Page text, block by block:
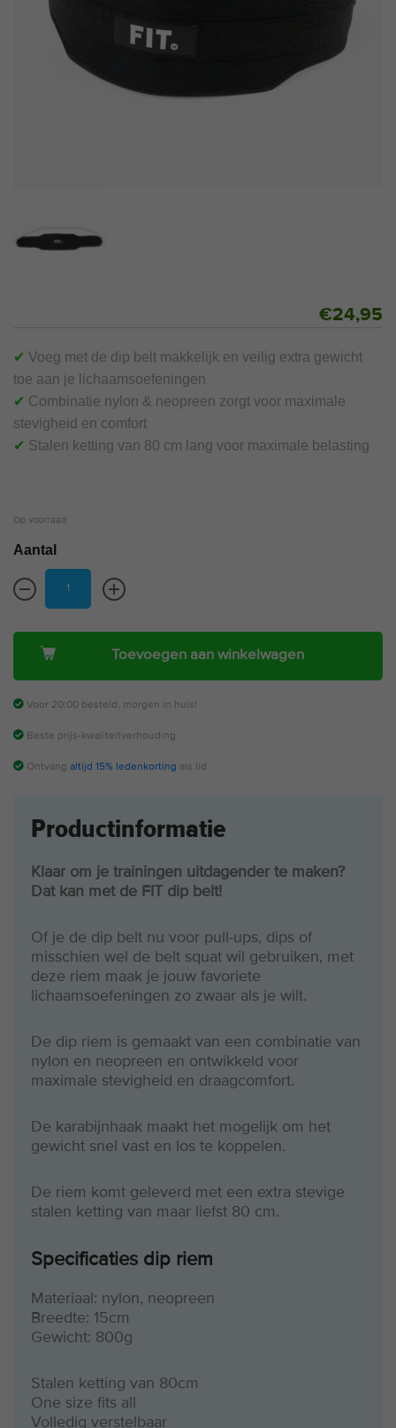
€24,95
✔ Voeg met de dip belt makkelijk en veilig extra gewicht
toe aan je lichaamsoefeningen
✔ Combinatie nylon & neopreen zorgt voor maximale
stevigheid en comfort
✔ Stalen ketting van 80 cm lang voor maximale belasting
Op voorraad
Aantal
Toevoegen aan winkelwagen
Voor 20:00 besteld, morgen in huis!
Beste prijs-kwaliteitverhouding
Ontvang altijd 15% ledenkorting als lid
Productinformatie
Klaar om je trainingen uitdagender te maken?
Dat kan met de FIT dip belt!
Of je de dip belt nu voor pull-ups, dips of
misschien wel de belt squat wil gebruiken, met
deze riem maak je jouw favoriete
lichaamsoefeningen zo zwaar als je wilt.
De dip riem is gemaakt van een combinatie van
nylon en neopreen en ontwikkeld voor
maximale stevigheid en draagcomfort.
De karabijnhaak maakt het mogelijk om het
gewicht snel vast en los te koppelen.
De riem komt geleverd met een extra stevige
stalen ketting van maar liefst 80 cm.
Specificaties dip riem
Materiaal: nylon, neopreen
Breedte: 15cm
Gewicht: 800g
Stalen ketting van 80cm
One size fits all
Volledig verstelbaar